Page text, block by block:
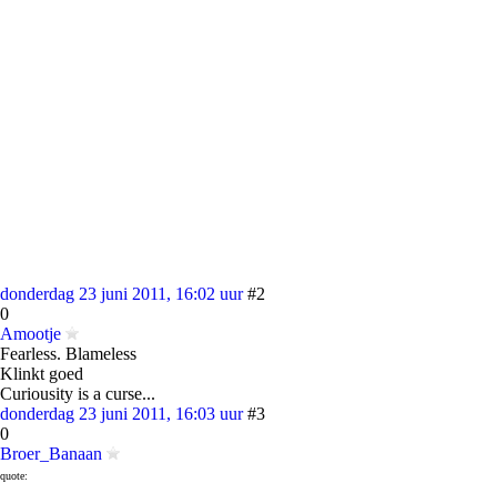
donderdag 23 juni 2011, 16:02 uur #2
0
Amootje
Fearless. Blameless
Klinkt goed
Curiousity is a curse...
donderdag 23 juni 2011, 16:03 uur #3
0
Broer_Banaan
quote: